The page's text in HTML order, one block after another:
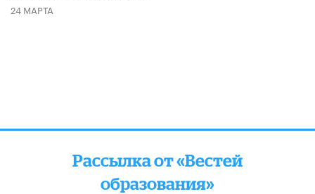
24 МАРТА
Рассылка от «Вестей
образования»